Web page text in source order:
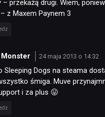
przekażą drugi. Wiem,
z Maxem Paynem 3
24 maja 2013 o 14:32
Sleeping Dogs na steama
śmiga. Muve
i za plus 😛